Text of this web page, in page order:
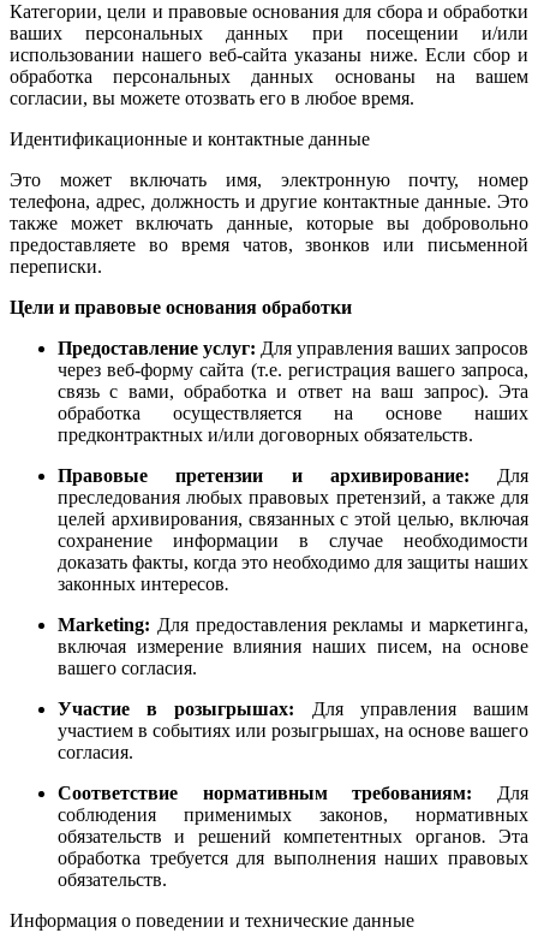
Категории, цели и правовые основания для сбора и обработки
ваших персональных данных при посещении и/или
использовании нашего веб-сайта указаны ниже. Если сбор и
обработка персональных данных основаны на вашем
согласии, вы можете отозвать его в любое время.
Идентификационные и контактные данные
Это может включать имя, электронную почту, номер
телефона, адрес, должность и другие контактные данные. Это
также может включать данные, которые вы добровольно
предоставляете во время чатов, звонков или письменной
переписки.
Цели и правовые основания обработки
Предоставление услуг: Для управления ваших запросов
через веб-форму сайта (т.е. регистрация вашего запроса,
связь с вами, обработка и ответ на ваш запрос). Эта
обработка осуществляется на основе наших
предконтрактных и/или договорных обязательств.
Правовые претензии и архивирование: Для
преследования любых правовых претензий, а также для
целей архивирования, связанных с этой целью, включая
сохранение информации в случае необходимости
доказать факты, когда это необходимо для защиты наших
законных интересов.
Marketing: Для предоставления рекламы и маркетинга,
включая измерение влияния наших писем, на основе
вашего согласия.
Участие в розыгрышах: Для управления вашим
участием в событиях или розыгрышах, на основе вашего
согласия.
Соответствие нормативным требованиям: Для
соблюдения применимых законов, нормативных
обязательств и решений компетентных органов.Эта
обработка требуется для выполнения наших правовых
обязательств.
Информация о поведении и технические данные